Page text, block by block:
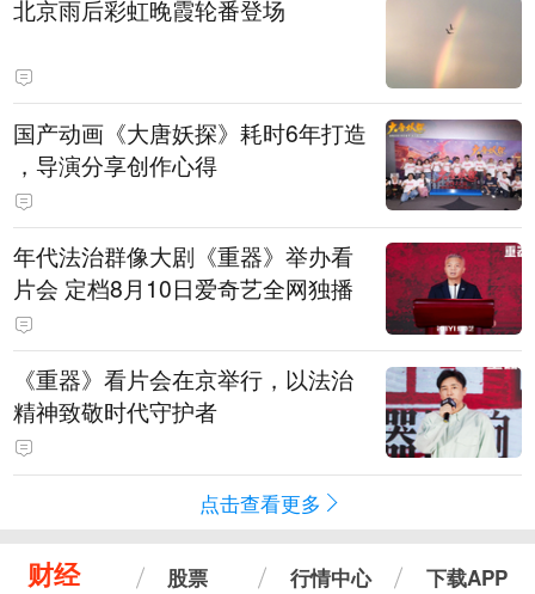
北京雨后彩虹晚霞轮番登场
国产动画《大唐妖探》耗时6年打造
，导演分享创作心得
年代法治群像大剧《重器》举办看
片会 定档8月10日爱奇艺全网独播
《重器》看片会在京举行，以法治
精神致敬时代守护者
点击查看更多
财经 股票 行情中心 下载APP